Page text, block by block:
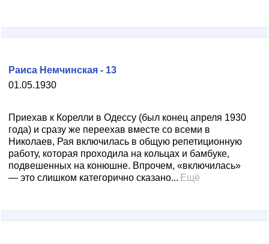
01.05.1930
Раиса Немчинская - 13
Приехав к Корелли в Одессу (был конец апреля 1930
года) и сразу же переехав вместе со всеми в
Николаев, Рая включилась в общую репетиционную
работу, которая проходила на кольцах и бамбуке,
подвешенных на конюшне. Впрочем, «включилась»
— это слишком категорично сказано... Ещё